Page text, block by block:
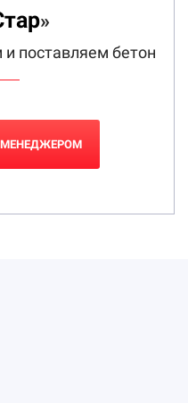
»
поставляем бетон
МЕНЕДЖЕРОМ